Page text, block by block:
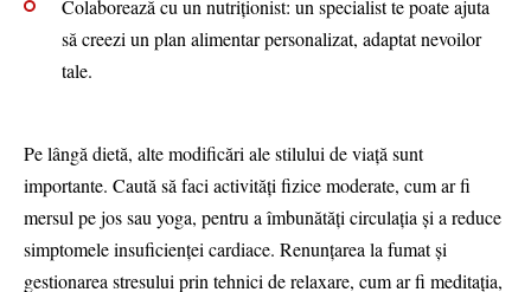
Colaborează cu un nutriționist: un specialist te poate ajuta
să creezi un plan alimentar personalizat, adaptat nevoilor
tale.
Pe lângă dietă, alte modificări ale stilului de viață sunt
importante. Caută să faci activități fizice moderate, cum ar fi
mersul pe jos sau yoga, pentru a îmbunătăți circulația și a reduce
simptomele insuficienței cardiace. Renunțarea la fumat și
gestionarea stresului prin tehnici de relaxare, cum ar fi meditația,